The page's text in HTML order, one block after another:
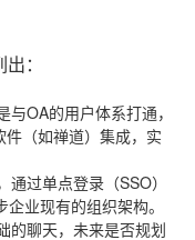
：
与OA的用户体系打通，
（如禅道）集成，实
通过单点登录（SSO）
业现有的组织架构。
的聊天，未来是否规划